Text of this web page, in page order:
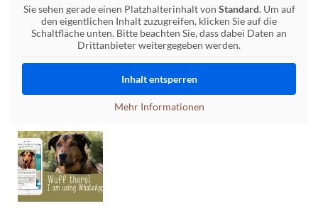
Sie sehen gerade einen Platzhalterinhalt von Standard. Um auf
den eigentlichen Inhalt zuzugreifen, klicken Sie auf die
Schaltfläche unten. Bitte beachten Sie, dass dabei Daten an
Drittanbieter weitergegeben werden.
Inhalt entsperren
Mehr Informationen